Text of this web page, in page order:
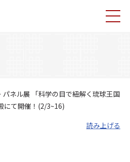
パネル展 「科学の目で紐解く琉球王国
にて開催！(2/3~16)
読み上げる